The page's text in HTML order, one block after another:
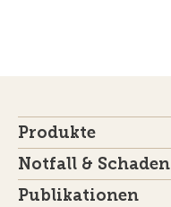
Produkte
Notfall & Schaden
Publikationen